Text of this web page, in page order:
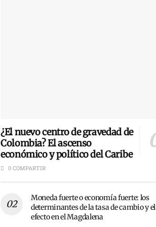
¿El nuevo centro de gravedad de
Colombia? El ascenso
económico y político del Caribe
0 COMPARTIR
Moneda fuerte o economía fuerte: los
determinantes de la tasa de cambio y el
efecto en el Magdalena